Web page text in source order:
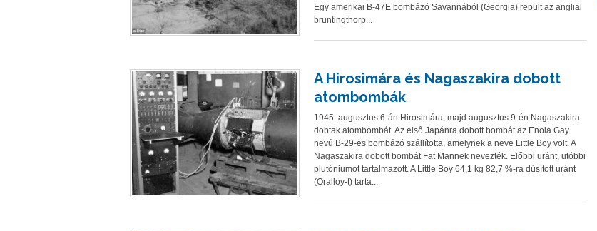
Egy amerikai B-47E bombázó Savannából (Georgia) repült az angliai
bruntingthorp...
A Hirosimára és Nagaszakira dobott
atombombák
1945. augusztus 6-án Hirosimára, majd augusztus 9-én Nagaszakira
dobtak atombombát. Az első Japánra dobott bombát az Enola Gay
nevű B-29-es bombázó szállította, amelynek a neve Little Boy volt. A
Nagaszakira dobott bombát Fat Mannek nevezték. Előbbi uránt, utóbbi
plutóniumot tartalmazott. A Little Boy 64,1 kg 82,7 %-ra dúsított uránt
(Oralloy-t) tarta...